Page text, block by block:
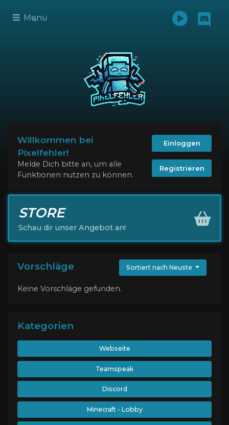
Menü
Willkommen bei
Pixelfehler!
Melde Dich bitte an, um alle
Funktionen nutzen zu können.
Einloggen
Registrieren
STORE
Schau dir unser Angebot an!
Vorschläge Sortiert nach Neuste
Keine Vorschläge gefunden.
Kategorien
Webseite
Teamspeak
Discord
Minecraft - Lobby